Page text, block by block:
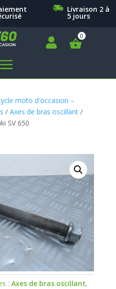
Livraison 2 à
5 jours

a
moto d'occasion –
/ Axes de bras oscillant/
SV 650
: Axes de bras oscillant,